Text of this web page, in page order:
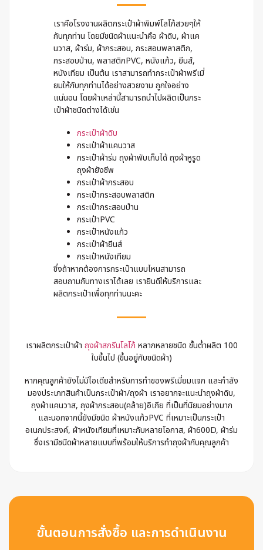
เราคือโรงงานผลิตกระเป๋าผ้าพิมพ์โลโก้สวยๆให้
กับทุกท่าน โดยมีชนิดผ้าแนะนำคือ ผ้าดิบ, ผ้าแค
นวาส, ผ้าร่ม, ผ้ากระสอบ, กระสอบพลาสติก,
กระสอบป่าน, พลาสติกPVC, หนังแก้ว, ยีนส์,
หนังเทียม เป็นต้น เราสามารถทำกระเป๋าผ้าพรีเมี่
ยมให้กับทุกท่านได้อย่างสวยงาม ถูกใจอย่าง
แน่นอน โดยผ้าเหล่านี้สามารถนำไปผลิตเป็นกระ
เป๋าผ้าชนิดต่างได้เช่น
กระเป๋าผ้าดิบ
กระเป๋าผ้าแคนวาส
กระเป๋าผ้าร่ม ถุงผ้าพับเก็บได้ ถุงผ้าหูรูด
ถุงผ้ายังชีพ
กระเป๋าผ้ากระสอบ
กระเป๋ากระสอบพลาสติก
กระเป๋ากระสอบป่าน
กระเป๋าPVC
กระเป๋าหนังแก้ว
กระเป๋าผ้ายีนส์
กระเป๋าหนังเทียม
ซึ่งถ้าหากต้องการกระเป๋าแบบไหนสามารถ
สอบถามกับทางเราได้เลย เรายินดีให้บริการและ
ผลิตกระเป๋าเพื่อทุกท่านนะคะ
เราผลิตกระเป๋าผ้า ถุงผ้าสกรีนโลโก้ หลากหลายชนิด ขั้นต่ำผลิต 100
ใบขึ้นไป (ขึ้นอยู่กับชนิดผ้า)
หากคุณลูกค้ายังไม่มีไอเดียสำหรับการทำของพรีเมี่ยมแจก และกำลัง
มองประเภทสินค้าเป็นกระเป๋าผ้า/ถุงผ้า เราอยากจะแนะนำถุงผ้าดิบ,
ถุงผ้าแคนวาส, ถุงผ้ากระสอบ(คล้าย)อิเกีย ที่เป็นที่นิยมอย่างมาก
และนอกจากนี้ยังมีชนิด ผ้าหนังแก้วPVC ที่เหมาะเป็นกระเป๋า
อเนกประสงค์, ผ้าหนังเทียมที่เหมาะกับหลายโอกาส, ผ้า600D, ผ้าร่ม
ซึ่งเรามีชนิดผ้าหลายแบบที่พร้อมให้บริการทำถุงผ้ากับคุณลูกค้า
ขั้นตอนการสั่งซื้อ และการดำเนินงาน